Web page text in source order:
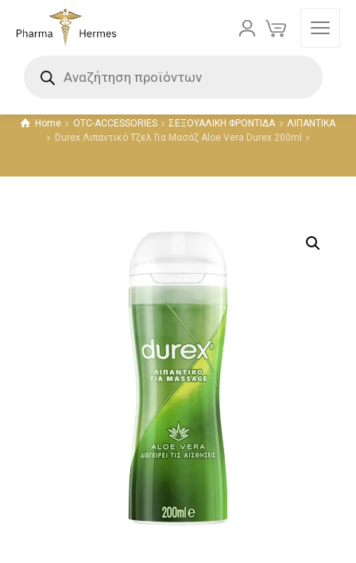
Home OTC-ACCESSORIES ΣΕΞΟΥΑΛΙΚΗ ΦΡΟΝΤΙΔΑ
ΛΙΠΑΝΤΙΚΑ
Durex Λιπαντικό Τζελ Για Μασάζ Aloe Vera Durex 200ml